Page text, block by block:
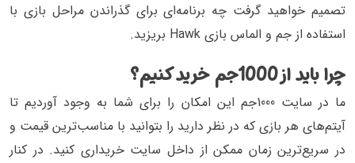
تصمیم خواهید گرفت چه برنامه‌ای برای گذراندن مراحل بازی با
استفاده از جم و الماس بازی Hawk بریزید.
چرا باید از 1000جم خرید کنیم؟
ما در سایت 1000جم این امکان را برای شما به وجود آوردیم تا
آیتم‌های هر بازی که در نظر دارید را بتوانید با مناسب‌ترین قیمت و
در سریع‌ترین زمان ممکن از داخل سایت خریداری کنید. در کنار